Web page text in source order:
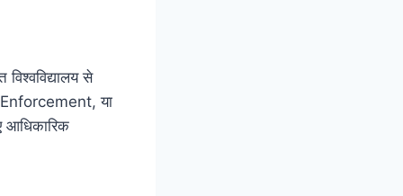
से
Enforcement, या
आधिकारिक